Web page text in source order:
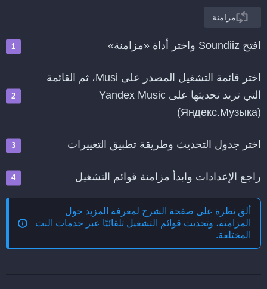
مزامنة
افتح Soundiiz واختر أداة «مزامنة»
اختر قائمة التشغيل المصدر على Musi، ثم القائمة
التي تريد تحديثها على Yandex Music
(Яндекс.Музыка)
اختر جدول التحديث وطريقة تطبيق التغييرات
راجع الإعدادات وابدأ مزامنة قوائم التشغيل
ألق نظرة على صفحة الشرح لمعرفة المزيد حول
المزامنة، وتحديث قوائم التشغيل تلقائيًا عبر خدمات البث
المختلفة.